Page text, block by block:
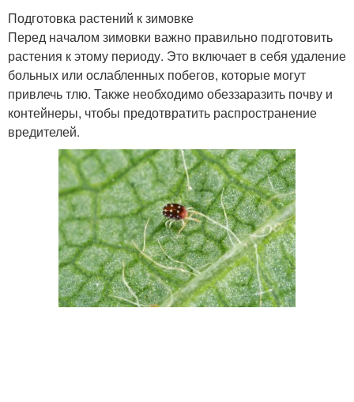
Подготовка растений к зимовке
Перед началом зимовки важно правильно подготовить
растения к этому периоду. Это включает в себя удаление
больных или ослабленных побегов, которые могут
привлечь тлю. Также необходимо обеззаразить почву и
контейнеры, чтобы предотвратить распространение
вредителей.